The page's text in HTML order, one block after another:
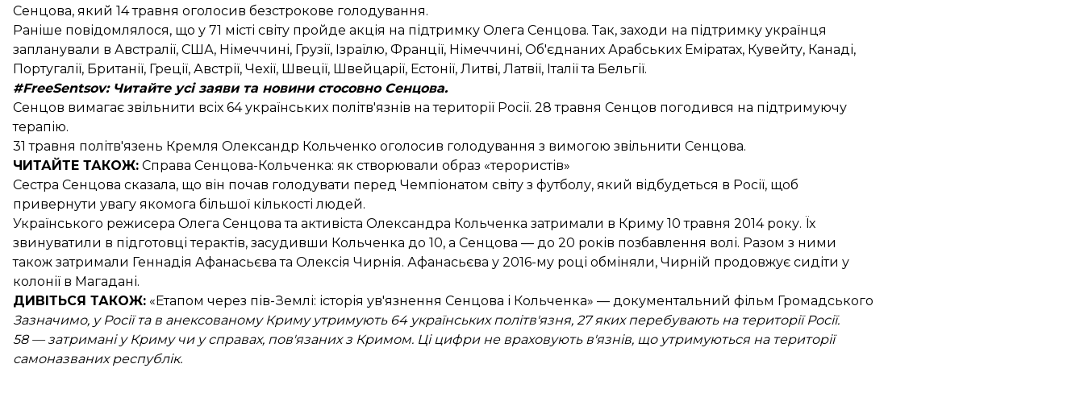
Сенцова, який 14 травня оголосив безстрокове голодування.
Раніше повідомлялося, що у 71 місті світу пройде акція на підтримку Олега Сенцова. Так, заходи на підтримку українця
запланували в Австралії, США, Німеччині, Грузії, Ізраїлю, Франції, Німеччині, Об'єднаних Арабських Еміратах, Кувейту, Канаді,
Португалії, Британії, Греції, Австрії, Чехії, Швеції, Швейцарії, Естонії, Литві, Латвії, Італії та Бельгії.
#FreeSentsov: Читайте усі заяви та новини стосовно Сенцова.
Сенцов вимагає звільнити всіх 64 українських політв'язнів на території Росії. 28 травня Сенцов погодився на підтримуючу
терапію.
31 травня політв'язень Кремля Олександр Кольченко оголосив голодування з вимогою звільнити Сенцова.
ЧИТАЙТЕ ТАКОЖ: Справа Сенцова-Кольченка: як створювали образ «терористів»
Сестра Сенцова сказала, що він почав голодувати перед Чемпіонатом світу з футболу, який відбудеться в Росії, щоб
привернути увагу якомога більшої кількості людей.
Українського режисера Олега Сенцова та активіста Олександра Кольченка затримали в Криму 10 травня 2014 року. Їх
звинуватили в підготовці терактів, засудивши Кольченка до 10, а Сенцова — до 20 років позбавлення волі. Разом з ними
також затримали Геннадія Афанасьєва та Олексія Чирнія. Афанасьєва у 2016-му році обміняли, Чирній продовжує сидіти у
колонії в Магадані.
ДИВІТЬСЯ ТАКОЖ: «Етапом через пів-Землі: історія ув'язнення Сенцова і Кольченка» — документальний фільм Громадського
Зазначимо, у Росії та в анексованому Криму утримують 64 українських політв'язня, 27 яких перебувають на території Росії.
58 — затримані у Криму чи у справах, пов'язаних з Кримом. Ці цифри не враховують в'язнів, що утримуються на території
самоназваних республік.